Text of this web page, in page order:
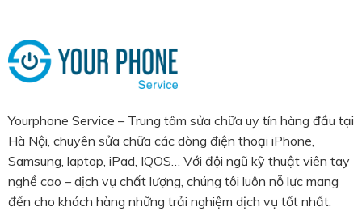
Yourphone Service – Trung tâm sửa chữa uy tín hàng đầu tại
Hà Nội, chuyên sửa chữa các dòng điện thoại iPhone,
Samsung, laptop, iPad, IQOS… Với đội ngũ kỹ thuật viên tay
nghề cao – dịch vụ chất lượng, chúng tôi luôn nỗ lực mang
đến cho khách hàng những trải nghiệm dịch vụ tốt nhất.